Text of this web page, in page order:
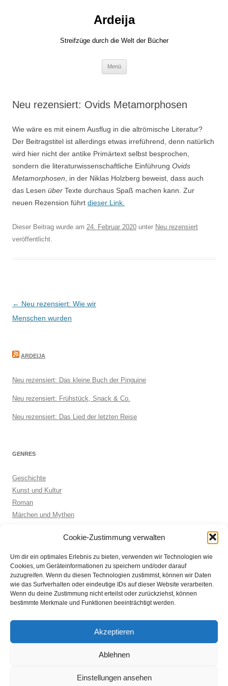
Cookie-Zustimmung verwalten
Um dir ein optimales Erlebnis zu bieten, verwenden wir Technologien wie
Cookies, um Geräteinformationen zu speichern und/oder darauf
zuzugreifen. Wenn du diesen Technologien zustimmst, können wir Daten
wie das Surfverhalten oder eindeutige IDs auf dieser Website verarbeiten.
Wenn du deine Zustimmung nicht erteilst oder zurückziehst, können
bestimmte Merkmale und Funktionen beeinträchtigt werden.
Akzeptieren
Ablehnen
Einstellungen ansehen
Ardeija
Streifzüge durch die Welt der Bücher
Menü
Neu rezensiert: Ovids Metamorphosen
Wie wäre es mit einem Ausflug in die altrömische Literatur?
Der Beitragstitel ist allerdings etwas irreführend, denn natürlich
wird hier nicht der antike Primärtext selbst besprochen,
sondern die literaturwissenschaftliche Einführung Ovids
Metamorphosen , in der Niklas Holzberg beweist, dass auch
das Lesen über Texte durchaus Spaß machen kann. Zur
neuen Rezension führt dieser Link.
Dieser Beitrag wurde am 24. Februar 2020 unter Neu rezensiert
veröffentlicht.
Beitragsnavigation
← Neu rezensiert: Wie wir
Menschen wurden
ARDEIJA
Neu rezensiert: Das kleine Buch der Pinguine
Neu rezensiert: Frühstück, Snack & Co.
Neu rezensiert: Das Lied der letzten Reise
GENRES
Geschichte
Kunst und Kultur
Roman
Märchen und Mythen
Sachbuch allgemein
ARCHIVE
Archive